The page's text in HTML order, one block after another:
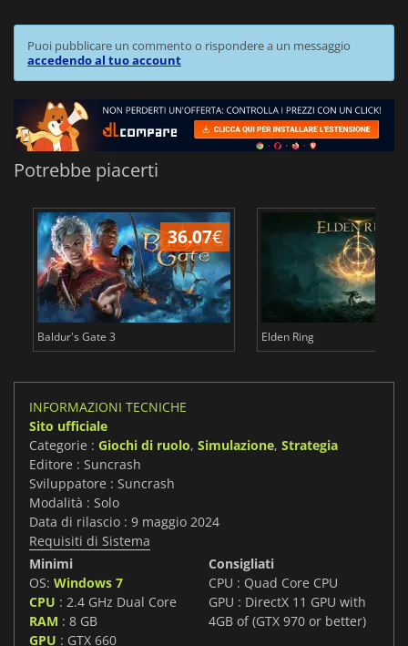
Puoi pubblicare un commento o rispondere a un messaggio
accedendo al tuo account
Potrebbe piacerti
36.07€
Baldur's Gate 3 Elden Ring
INFORMAZIONI TECNICHE
Sito ufficiale
Categorie : Giochi di ruolo, Simulazione, Strategia
Editore : Suncrash
Sviluppatore : Suncrash
Modalità : Solo
Data di rilascio : 9 maggio 2024
Requisiti di Sistema
Minimi
OS: Windows 7
CPU : 2.4 GHz Dual Core
RAM : 8 GB
GPU : GTX 660
Consigliati
CPU : Quad Core CPU
GPU : DirectX 11 GPU with
4GB of (GTX 970 or better)